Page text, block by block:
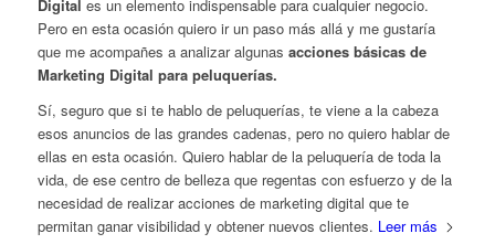
Digital es un elemento indispensable para cualquier negocio.
Pero en esta ocasión quiero ir un paso más allá y me gustaría
que me acompañes a analizar algunas acciones básicas de
Marketing Digital para peluquerías.
Sí, seguro que si te hablo de peluquerías, te viene a la cabeza
esos anuncios de las grandes cadenas, pero no quiero hablar de
ellas en esta ocasión. Quiero hablar de la peluquería de toda la
vida, de ese centro de belleza que regentas con esfuerzo y de la
necesidad de realizar acciones de marketing digital que te
permitan ganar visibilidad y obtener nuevos clientes. Leer más